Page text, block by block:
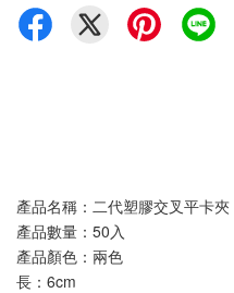
產品名稱：二代塑膠交叉平卡夾
產品數量：50入
產品顏色：兩色
長：6cm